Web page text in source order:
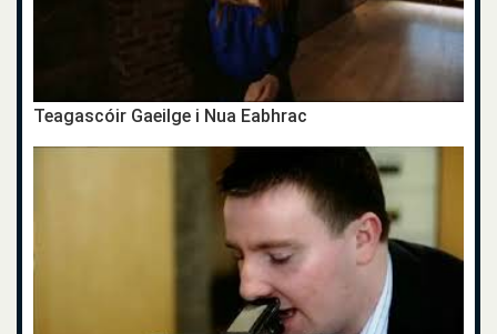
Teagascóir Gaeilge i Nua Eabhrac